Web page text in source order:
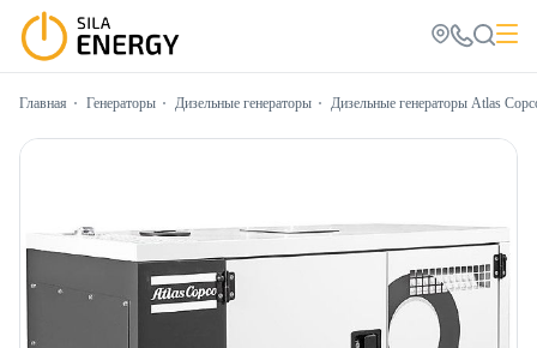
Главная Генераторы Дизельные генераторы Дизельные генераторы Atlas